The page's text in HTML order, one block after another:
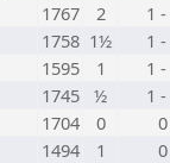
1767 2
1
1758 1½
1
1595 1
1
1745 ½
1
1704 0
0
1494 1 0